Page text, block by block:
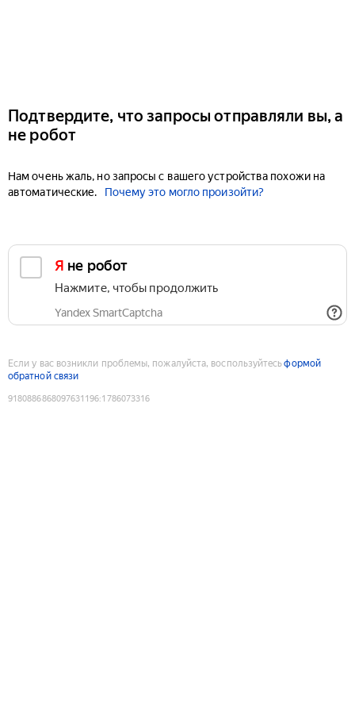
Подтвердите, что запросы отправляли вы, а
не робот
Нам очень жаль, но запросы с вашего устройства похожи на
автоматические.
Почему это могло произойти?
Я не робот
Нажмите, чтобы продолжить
Yandex SmartCaptcha
Если у вас возникли проблемы, пожалуйста, воспользуйтесьформой
обратной связи
9180886868097631196:1786073316